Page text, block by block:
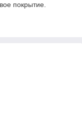
покрытие.
цельно-